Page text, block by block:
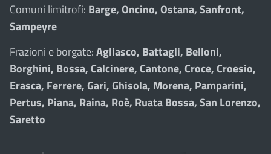
Comuni limitrofi: Barge, Oncino, Ostana, Sanfront,
Sampeyre
Frazioni e borgate:Agliasco, Battagli, Belloni,
Borghini, Bossa, Calcinere, Cantone, Croce, Croesio,
Erasca, Ferrere, Gari, Ghisola, Morena, Pamparini,
Pertus, Piana, Raina, Roè, Ruata Bossa, San Lorenzo,
Saretto